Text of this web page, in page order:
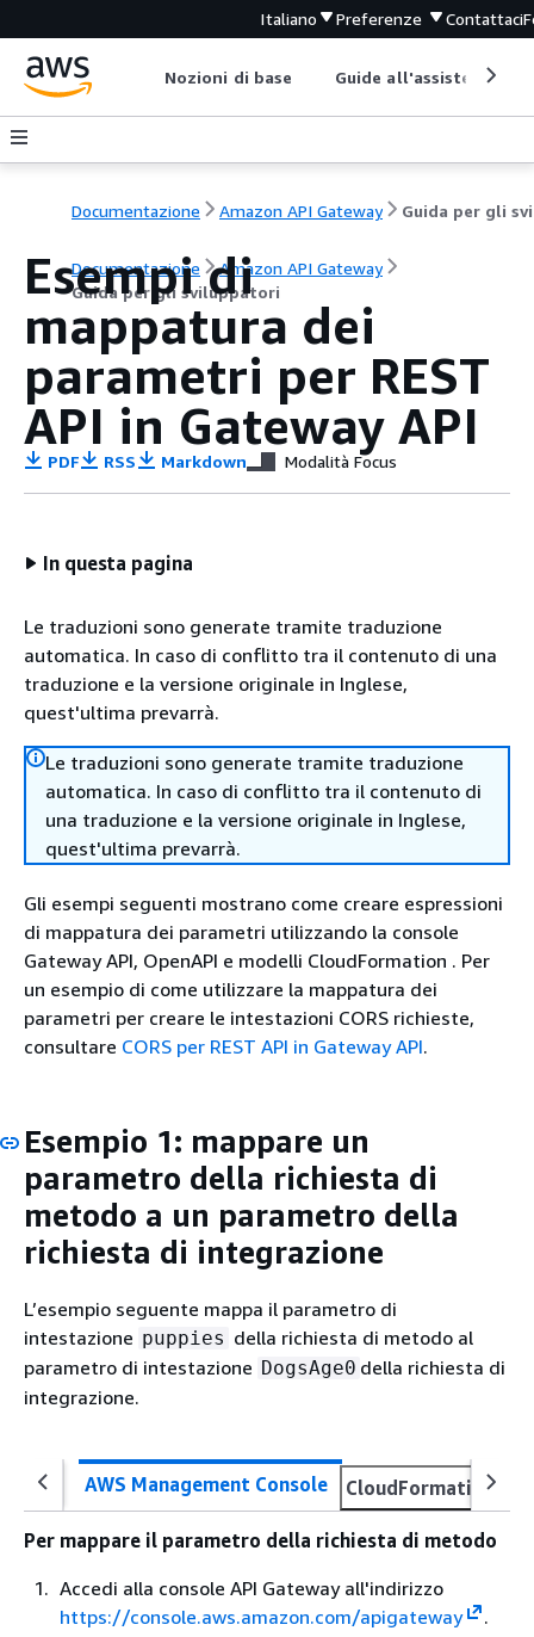
Italiano Preferenze Contattaci
Nozioni di base Guide all'assistenza
Documentazione Amazon API Gateway
Documentazione
Amazon API Gateway
Guida per gli sviluppatori
Esempi di
mappatura dei
parametri per REST
API in Gateway API
PDF RSS Markdown Modalità Focus
In questa pagina
Le traduzioni sono generate tramite traduzione
automatica. In caso di conflitto tra il contenuto di una
traduzione e la versione originale in Inglese,
quest'ultima prevarrà.
Le traduzioni sono generate tramite traduzione
automatica. In caso di conflitto tra il contenuto di
una traduzione e la versione originale in Inglese,
quest'ultima prevarrà.
Gli esempi seguenti mostrano come creare espressioni
di mappatura dei parametri utilizzando la console
Gateway API, OpenAPI e modelli CloudFormation . Per
un esempio di come utilizzare la mappatura dei
parametri per creare le intestazioni CORS richieste,
consultare CORS per REST API in Gateway API.
Esempio 1: mappare un
parametro della richiesta di
metodo a un parametro della
richiesta di integrazione
L’esempio seguente mappa il parametro di
intestazione puppies della richiesta di metodo al
parametro di intestazione DogsAge0 della richiesta di
integrazione.
AWS Management Console CloudFormation
Per mappare il parametro della richiesta di metodo
Accedi alla console API Gateway all'indirizzo
https://console.aws.amazon.com/apigateway
.